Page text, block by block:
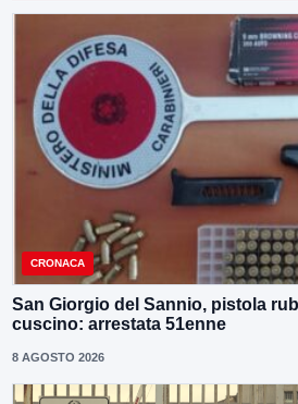
CRONACA
San Giorgio del Sannio, pistola
cuscino: arrestata 51enne
8 AGOSTO 2026